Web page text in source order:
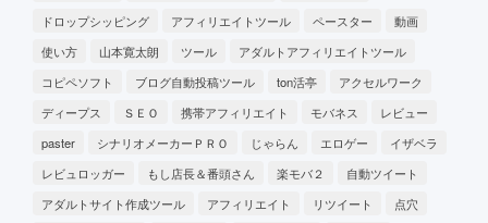
ドロップシッピング
アフィリエイトツール ペースター
動画
使い方
山本寛太朗 ツール
アダルトアフィリエイトツール
コピペソフト
ブログ自動投稿ツール ton活亭
アクセルワーク
ディープス
ＳＥＯ 携帯アフィリエイト モバネス
レビュー
paster
シナリオメーカーＰＲＯ じゃらん エロゲー
イザベラ
レビュロッガー
もし店長＆番頭さん 楽モバ２
自動ツイート
アダルトサイト作成ツール
アフィリエイト リツイート
点穴